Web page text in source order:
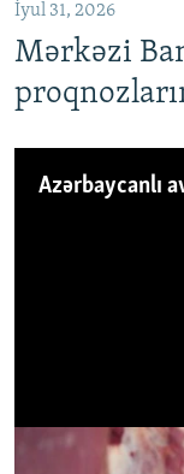
İyul 31, 2026
Mərkəzi